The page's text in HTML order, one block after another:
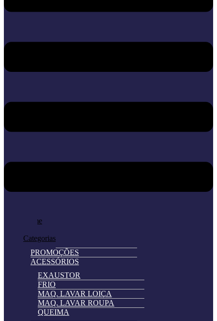
Home
Categorias
PROMOÇÕES
ACESSÓRIOS
EXAUSTOR
FRIO
MAQ. LAVAR LOIÇA
MAQ. LAVAR ROUPA
QUEIMA